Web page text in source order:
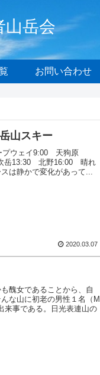
山岳会
お問い合わせ
山スキー
プウェイ9:00 天狗原
岳13:30 北野16:00 晴れ
は静かで変化があって...
2020.03.07
醜女であることから、自
な山に初老の男性１名（M
来事である。日光表連山の